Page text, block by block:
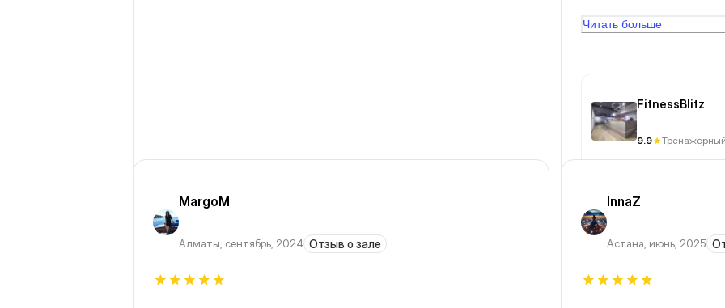
сразу ее увидел. Зал
Читать больше
FitnessBlitz
9.9
MargoM
Алматы, сентябрь, 2024 Отзыв о зале
InnaZ
Астана, июнь, 2025